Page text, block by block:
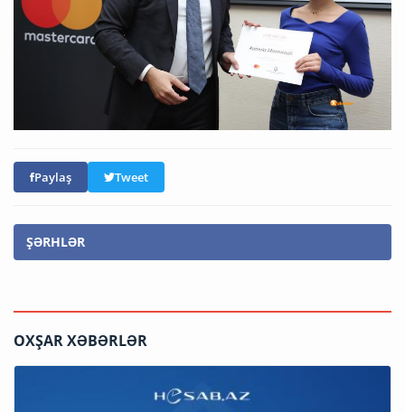
Paylaş Tweet
ŞƏRHLƏR
OXŞAR XƏBƏRLƏR